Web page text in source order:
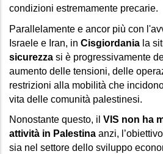
condizioni estremamente precarie.
Parallelamente e ancor più con
Israele e Iran, in Cisgiordania la
sicurezza si è progressivamente
aumento delle tensioni, delle
restrizioni alla mobilità che
vita delle comunità palestinesi.
Nonostante questo, il VIS non ha
attività in Palestina anzi,
sia nel settore dello sviluppo